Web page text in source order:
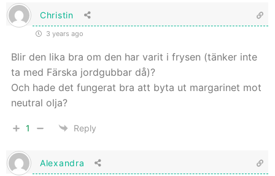
Christin
3 years ago
Blir den lika bra om den har varit i frysen (tänker inte
ta med Färska jordgubbar då)?
Och hade det fungerat bra att byta ut margarinet mot
neutral olja?
1 Reply
Alexandra